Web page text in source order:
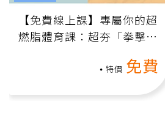
【免費線上課】專屬你的超
燃脂體育課：超夯「拳擊有
特價 免費